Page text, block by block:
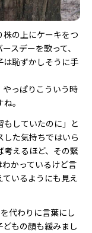
の上にケーキをつ
スデーを歌って、
は恥ずかしそうに手
っぱりこういう時
。
もしていたのに」と
た気持ちではいら
えるほど、その緊
かっているけど言
いるようにも見え
代わりに言葉にし
もの顔も緩みまし